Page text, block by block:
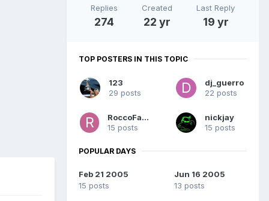
Replies
274
Created
22 yr
Last Reply
19 yr
TOP POSTERS IN THIS TOPIC
123
29 posts
dj_guerro
22 posts
RoccoFabio
15 posts
nickjay
15 posts
POPULAR DAYS
Feb 21 2005
15 posts
Jun 16 2005
13 posts